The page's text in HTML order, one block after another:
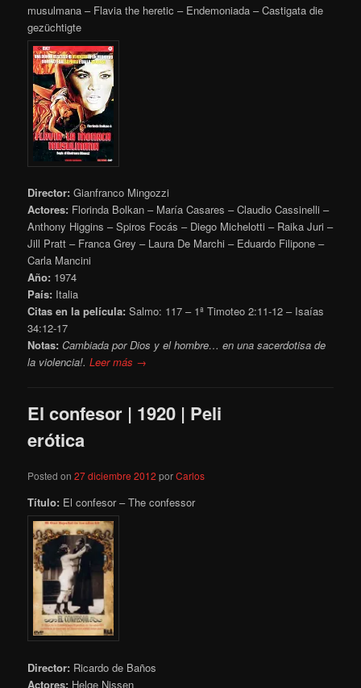
musulmana – Flavia the heretic – Endemoniada – Castigata die
gezüchtigte
Director: Gianfranco Mingozzi
Actores: Florinda Bolkan – María Casares – Claudio Cassinelli –
Anthony Higgins – Spiros Focás – Diego Michelotti – Raika Juri –
Jill Pratt – Franca Grey – Laura De Marchi – Eduardo Filipone –
Carla Mancini
Año: 1974
País: Italia
Citas en la película: Salmo: 117 – 1ª Timoteo 2:11-12 – Isaías
34:12-17
Notas:Cambiada por Dios y el hombre… en una sacerdotisa de
la violencia!.Leer más →
El confesor | 1920 | Peli
erótica
Posted on27 diciembre 2012 porCarlos
Título: El confesor – The confessor
Director: Ricardo de Baños
Actores: Helge Nissen